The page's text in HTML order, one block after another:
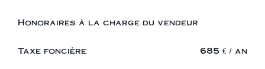
Honoraires à la charge du vendeur
Taxe foncière 685 € / an